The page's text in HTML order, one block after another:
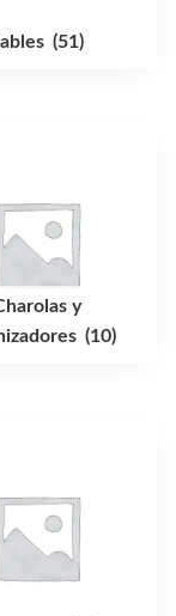
(51)
y
(10)